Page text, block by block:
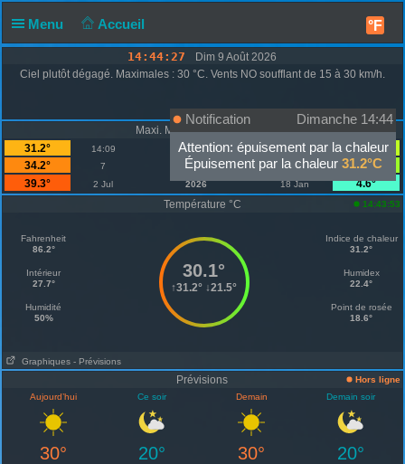
Menu Accueil °F
14:44:27
Dim 9 Août 2026
Ciel plutôt dégagé. Maximales : 30 °C. Vents NO soufflant de 15 à 30 km/h.
Maxi. Mini. Température °C
31.2°
14:09 Aujourd'hui 06:34
21.5°
34.2°
7 Août 1
19.8°
39.3°
2 Jul 2026 18 Jan
4.6°
Température °C
14:43:53
Fahrenheit
86.2°
Intérieur
27.7°
Humidité
50%
30.1°
↑31.2° ↓21.5°
Indice de chaleur
31.2°
Humidex
22.4°
Point de rosée
18.6°
Graphiques - Prévisions
Prévisions
Hors ligne
Aujourd’hui
Ce soir Demain Demain soir
30° 20° 30° 20°
Notification
Dimanche 14:44
Attention: épuisement par la chaleur
Épuisement par la chaleur 31.2°C